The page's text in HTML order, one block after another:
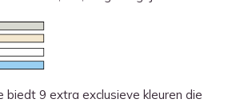
biedt 9 extra exclusieve kleuren die